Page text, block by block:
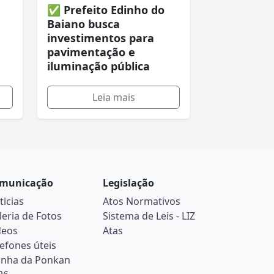
✅ Prefeito Edinho do
Baiano busca
investimentos para
pavimentação e
iluminação pública
Leia mais
de Fotos
úteis
da Ponkan
Legislação
Atos Normativos
Sistema de Leis - LIZ
Atas